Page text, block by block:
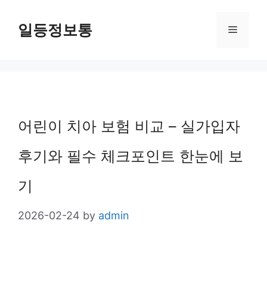
일등정보통 Menu
어린이 치아 보험 비교 – 실가입자
후기와 필수 체크포인트 한눈에 보
기
2026-02-24 by admin